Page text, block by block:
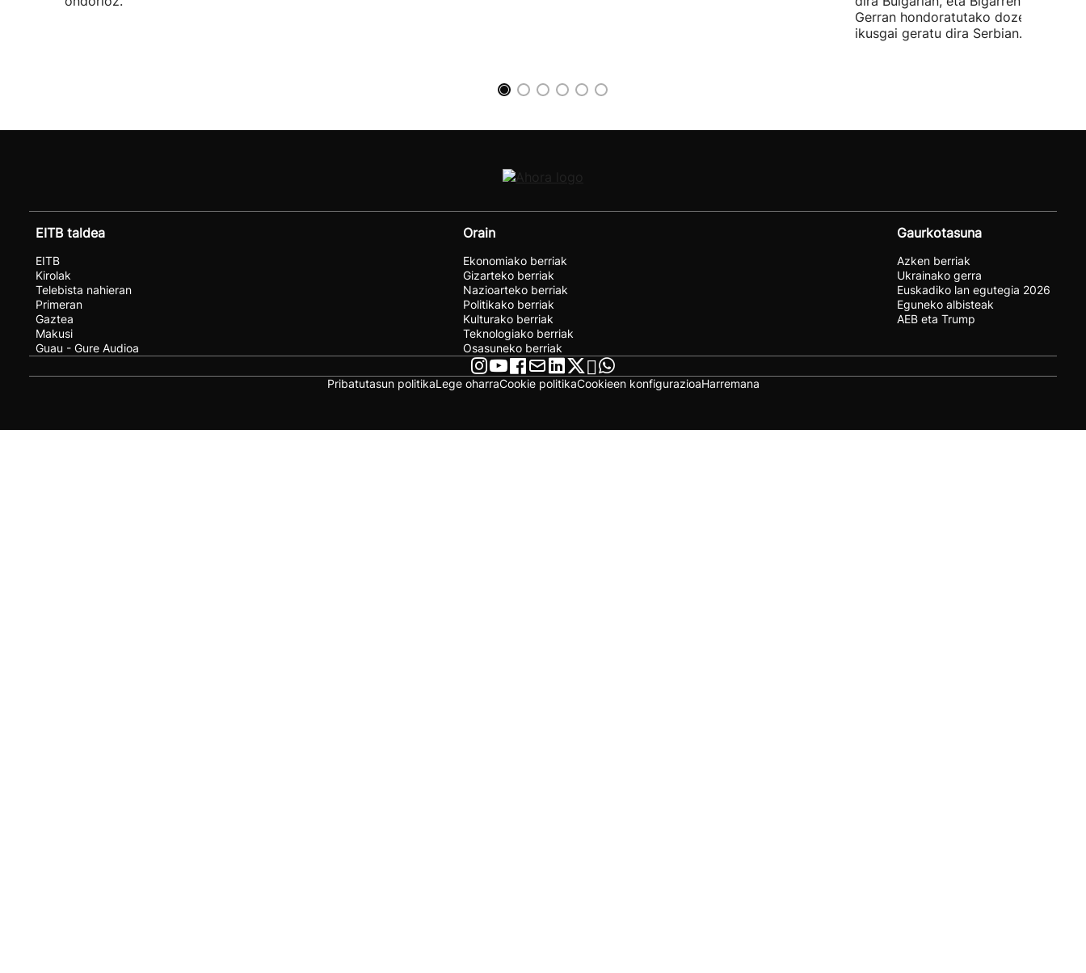
Gerran hondoratutako dozenaka
ikusgai geratu dira Serbian.
EITB taldea
EITB
Kirolak
Telebista nahieran
Primeran
Gaztea
Makusi
Guau - Gure Audioa
Orain
Ekonomiako berriak
Gizarteko berriak
Nazioarteko berriak
Politikako berriak
Kulturako berriak
Teknologiako berriak
Osasuneko berriak
Gaurkotasuna
Azken berriak
Ukrainako gerra
Euskadiko lan egutegia 2026
Eguneko albisteak
AEB eta Trump
Pribatutasun politikaLege oharraCookie politikaCookieen konfigurazioaHarremana